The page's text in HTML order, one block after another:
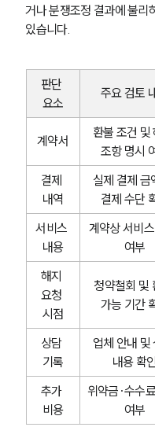
거나 분쟁조정 결과에 불리
있습니다.
판단
요소
주요 검토
계약서
환불 조건 및
조항 명시
결제
내역
실제 결제 금
결제 수단
서비스
내용
계약상 서비
여부
해지
요청
시점
청약철회 및
가능 기간
상담
기록
업체 안내 및
내용 확인
추가
비용
위약금·수수
여부